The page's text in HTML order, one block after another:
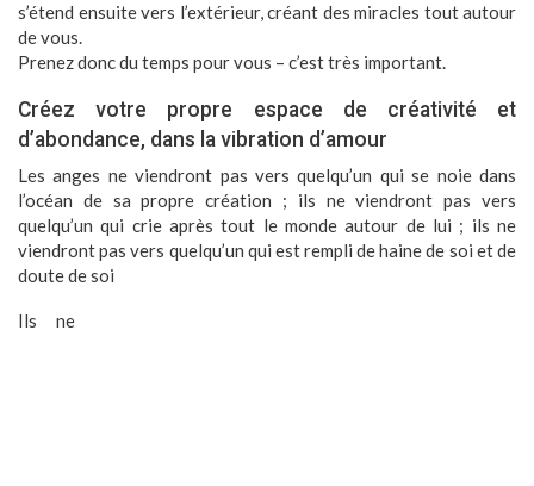
s’étend ensuite vers l’extérieur, créant des miracles tout autour
de vous.
Prenez donc du temps pour vous – c’est très important.
Créez votre propre espace de créativité et
d’abondance, dans la vibration d’amour
Les anges ne viendront pas vers quelqu’un qui se noie dans
l’océan de sa propre création ; ils ne viendront pas vers
quelqu’un qui crie après tout le monde autour de lui ; ils ne
viendront pas vers quelqu’un qui est rempli de haine de soi et de
doute de soi
Ils ne